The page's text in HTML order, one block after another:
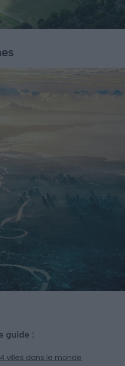
guide :
villes dans le monde